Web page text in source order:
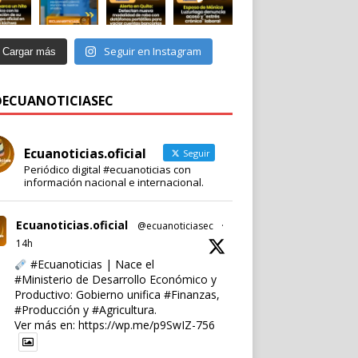
Cargar más Seguir en Instagram
Ecuanoticias.oficial Seguir
Periódico digital #ecuanoticias con
información nacional e internacional.
Ecuanoticias.oficial @ecuanoticiasec
·
14h
#Ecuanoticias | Nace el
#Ministerio de Desarrollo Económico y
Productivo: Gobierno unifica #Finanzas,
#Producción y #Agricultura.
Ver más en: https://wp.me/p9SwIZ-756